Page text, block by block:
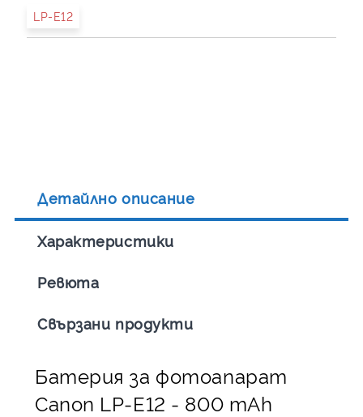
LP-E12
Детайлно описание
Характеристики
Ревюта
Свързани продукти
Батерия за фотоапарат
Canon LP-E12 - 800 mAh